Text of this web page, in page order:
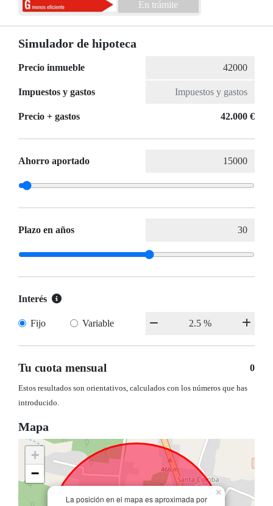
En trámite
Simulador de hipoteca
Precio inmueble
Impuestos y gastos
Precio + gastos 42.000 €
Ahorro aportado
Plazo en años
Interés
Fijo Variable
Tu cuota mensual 0
Estos resultados son orientativos, calculados con los números que has
introducido.
Mapa
La posición en el mapa es aproximada por
×
+
−